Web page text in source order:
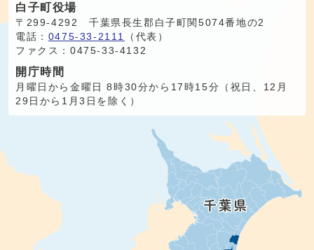
白子町役場
〒299-4292 千葉県長生郡白子町関5074番地の2
電話： 0475-33-2111
（代表）
ファクス：0475-33-4132
開庁時間
月曜日から金曜日 8時30分から17時15分（祝日、12月
29日から1月3日を除く）